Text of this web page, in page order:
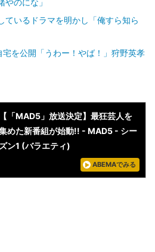
のにな」
ているドラマを明かし「俺すら知ら
宅を公開「うわー！やば！」狩野英孝
【「MAD5」放送決定】最狂芸人を
めた新番組が始動!! - MAD5 - シー
ズン1 (バラエティ)
ABEMAでみる